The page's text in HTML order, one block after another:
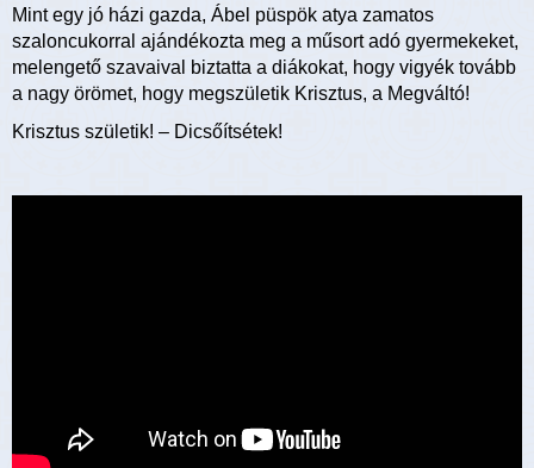
Mint egy jó házi gazda, Ábel püspök atya zamatos
szaloncukorral ajándékozta meg a műsort adó gyermekeket,
melengető szavaival biztatta a diákokat, hogy vigyék tovább
a nagy örömet, hogy megszületik Krisztus, a Megváltó!
Krisztus születik! – Dicsőítsétek!